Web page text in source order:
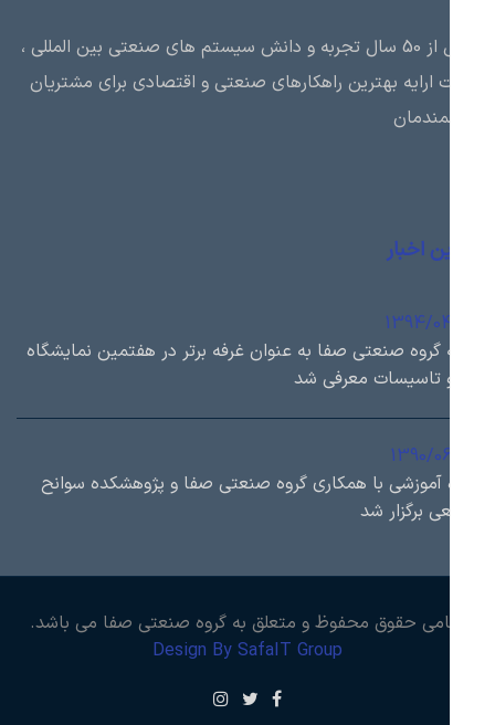
بیش از 50 سال تجربه و دانش سیستم های صنعتی بین المللی ،
بهترین راهکارهای صنعتی و اقتصادی برای مشتریان
اخبار
1394/
گروه صنعتی صفا به عنوان غرفه برتر در هفتمین نمایشگاه
تاسیسات معرفی شد
1390/
آموزشی با همكاري گروه صنعتی صفا و پژوهشكده سوانح
برگزار شد
حقوق محفوظ و متعلق به گروه صنعتی صفا می باشد.
Design By SafaIT Group